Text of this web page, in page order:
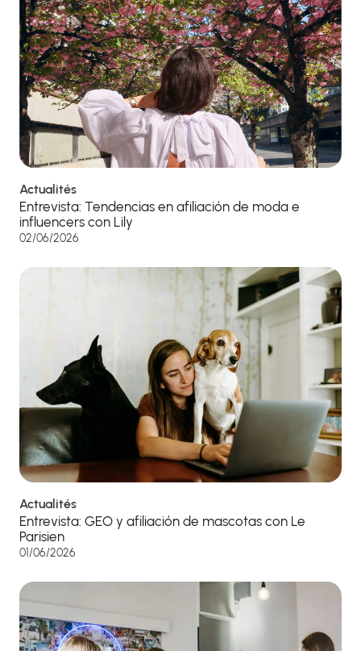
Actualités
Entrevista: Tendencias en afiliación de moda e
influencers con Lily
02/06/2026
Actualités
Entrevista: GEO y afiliación de mascotas con Le
Parisien
01/06/2026